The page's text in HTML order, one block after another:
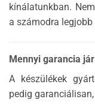
kínálatunkban.
a számodra
Mennyi garancia
A készülékek
pedig